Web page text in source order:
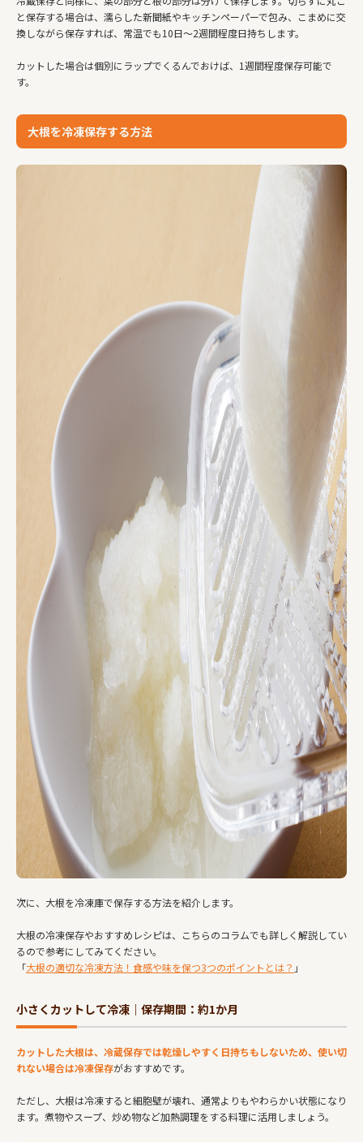
と保存する場合は、濡らした新聞紙やキッチンペーパーで包み、こまめに交
換しながら保存すれば、常温でも10日～2週間程度日持ちします。
カットした場合は個別にラップでくるんでおけば、1週間程度保存可能で
す。
大根を冷凍保存する方法
次に、大根を冷凍庫で保存する方法を紹介します。
大根の冷凍保存やおすすめレシピは、こちらのコラムでも詳しく解説してい
るので参考にしてみてください。
「大根の適切な冷凍方法！食感や味を保つ3つのポイントとは？ 」
小さくカットして冷凍｜保存期間：約1か月
カットした大根は、冷蔵保存では乾燥しやすく日持ちもしないため、使い切
れない場合は冷凍保存がおすすめです。
ただし、大根は冷凍すると細胞壁が壊れ、通常よりもやわらかい状態になり
ます。煮物やスープ、炒め物など加熱調理をする料理に活用しましょう。